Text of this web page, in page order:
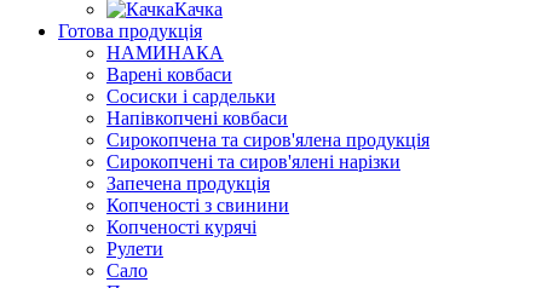
Качка
Готова продукція
НАМИНАКА
Варені ковбаси
Сосиски і сардельки
Напівкопчені ковбаси
Сирокопчена та сиров'ялена продукція
Сирокопчені та сиров'ялені нарізки
Запечена продукція
Копченості з свинини
Копченості курячі
Рулети
Сало